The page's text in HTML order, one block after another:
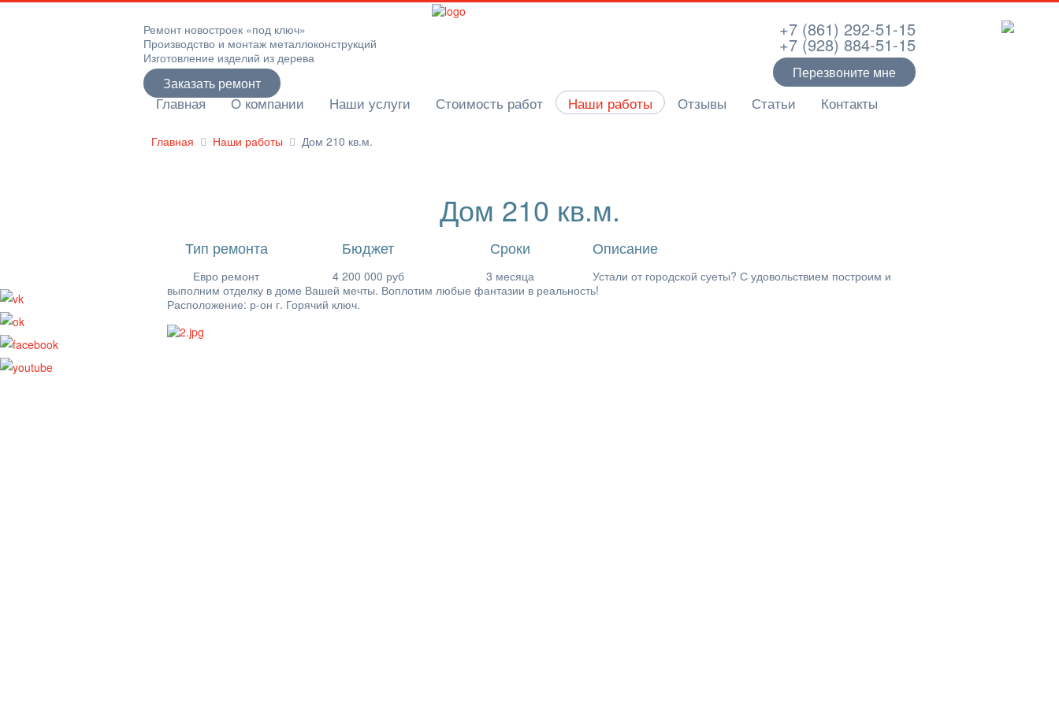
Ремонт новостроек «под ключ»
Производство и монтаж металлоконструкций
Изготовление изделий из дерева
Заказать ремонт
+7 (861) 292-51-15
+7 (928) 884-51-15
Перезвоните мне
Главная О компании Наши услуги Стоимость работ Наши работы Отзывы Статьи Контакты
Главная Наши работы Дом 210 кв.м.
Дом 210 кв.м.
Тип ремонта
Евро ремонт
Бюджет
4 200 000 руб
Сроки
3 месяца
Описание
Устали от городской суеты? С удовольствием построим и
выполним отделку в доме Вашей мечты. Воплотим любые фантазии в реальность!
Расположение: р-он г. Горячий ключ.